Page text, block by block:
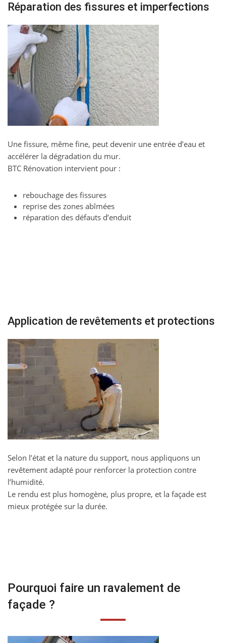
Réparation des fissures et imperfections
Une fissure, même fine, peut devenir une entrée d’eau et
accélérer la dégradation du mur.
BTC Rénovation intervient pour :
rebouchage des fissures
reprise des zones abîmées
réparation des défauts d’enduit
Application de revêtements et protections
Selon l’état et la nature du support, nous appliquons un
revêtement adapté pour renforcer la protection contre
l’humidité.
Le rendu est plus homogène, plus propre, et la façade est
mieux protégée sur la durée.
Pourquoi faire un ravalement de
façade ?